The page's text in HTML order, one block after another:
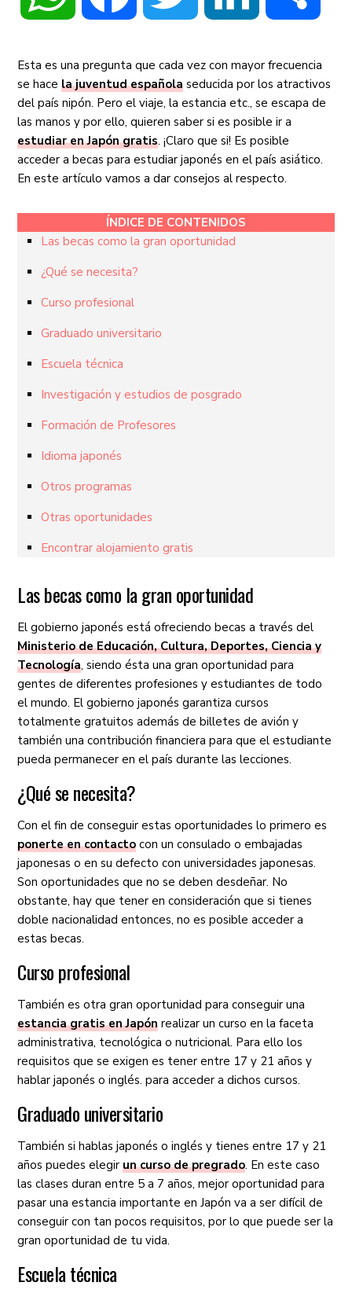
Esta es una pregunta que cada vez con mayor frecuencia
se hacela juventud española seducida por los atractivos
del país nipón. Pero el viaje, la estancia etc., se escapa de
las manos y por ello, quieren saber si es posible ir a
estudiar en Japón gratis. ¡Claro que si! Es posible
acceder a becas para estudiar japonés en el país asiático.
En este artículo vamos a dar consejos al respecto.
ÍNDICE DE CONTENIDOS
Las becas como la gran oportunidad
¿Qué se necesita?
Curso profesional
Graduado universitario
Escuela técnica
Investigación y estudios de posgrado
Formación de Profesores
Idioma japonés
Otros programas
Otras oportunidades
Encontrar alojamiento gratis
Las becas como la gran oportunidad
El gobierno japonés está ofreciendo becas a través del
Ministerio de Educación, Cultura, Deportes, Ciencia y
Tecnología, siendo ésta una gran oportunidad para
gentes de diferentes profesiones y estudiantes de todo
el mundo. El gobierno japonés garantiza cursos
totalmente gratuitos además de billetes de avión y
también una contribución financiera para que el estudiante
pueda permanecer en el país durante las lecciones.
¿Qué se necesita?
Con el fin de conseguir estas oportunidades lo primero es
ponerte en contacto con un consulado o embajadas
japonesas o en su defecto con universidades japonesas.
Son oportunidades que no se deben desdeñar. No
obstante, hay que tener en consideración que si tienes
doble nacionalidad entonces, no es posible acceder a
estas becas.
Curso profesional
También es otra gran oportunidad para conseguir una
estancia gratis en Japón realizar un curso en la faceta
administrativa, tecnológica o nutricional. Para ello los
requisitos que se exigen es tener entre 17 y 21 años y
hablar japonés o inglés. para acceder a dichos cursos.
Graduado universitario
También si hablas japonés o inglés y tienes entre 17 y 21
años puedes elegirun curso de pregrado. En este caso
las clases duran entre 5 a 7 años, mejor oportunidad para
pasar una estancia importante en Japón va a ser difícil de
conseguir con tan pocos requisitos, por lo que puede ser la
gran oportunidad de tu vida.
Escuela técnica